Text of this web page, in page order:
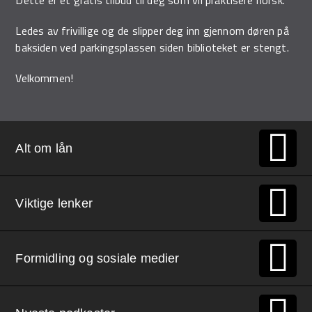
Ledes av frivillige og de slipper deg inn gjennom døren på
baksiden ved parkingsplassen siden biblioteket er stengt.
Velkommen!
Alt om lån
Viktige lenker
Formidling og sosiale medier